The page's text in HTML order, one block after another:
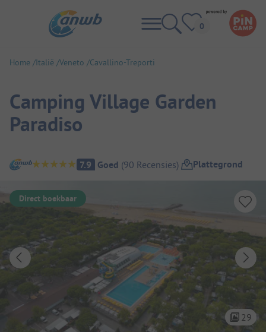
Home Italië Veneto Cavallino-Treporti
Camping Village Garden
Paradiso
Camping overzicht
7.9 Goed (90 Recensies) Plattegrond
Direct boekbaar
29